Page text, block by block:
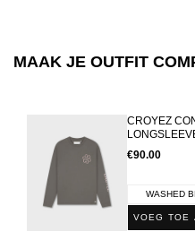
MAAK JE OUTFIT
CROYEZ
€90.00
VOEG TOE